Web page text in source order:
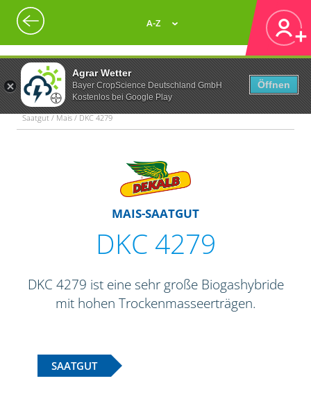
Agrar Wetter
Bayer CropScience Deutschland GmbH
Kostenlos bei Google Play
Öffnen
A-Z
Saatgut / Mais / DKC 4279
MAIS-SAATGUT
DKC 4279
DKC 4279 ist eine sehr große Biogashybride
mit hohen Trockenmasseerträgen.
SAATGUT